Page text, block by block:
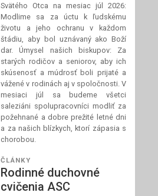
Svätého Otca na mesiac júl 2026:
Modlime sa za úctu k ľudskému
životu a jeho ochranu v každom
štádiu, aby bol uznávaný ako Boží
dar. Úmysel našich biskupov: Za
starých rodičov a seniorov, aby ich
skúsenosť a múdrosť boli prijaté a
vážené v rodinách aj v spoločnosti. V
mesiaci júl sa budeme všetci
saleziáni spolupracovníci modliť za
požehnané a dobre prežité letné dni
a za našich blízkych, ktorí zápasia s
chorobou.
ČLÁNKY
Rodinné duchovné
cvičenia ASC